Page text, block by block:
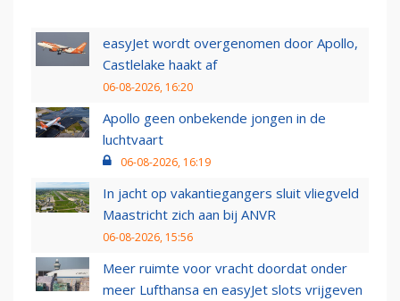
easyJet wordt overgenomen door Apollo,
Castlelake haakt af
06-08-2026, 16:20
Apollo geen onbekende jongen in de
luchtvaart
06-08-2026, 16:19
In jacht op vakantiegangers sluit vliegveld
Maastricht zich aan bij ANVR
06-08-2026, 15:56
Meer ruimte voor vracht doordat onder
meer Lufthansa en easyJet slots vrijgeven